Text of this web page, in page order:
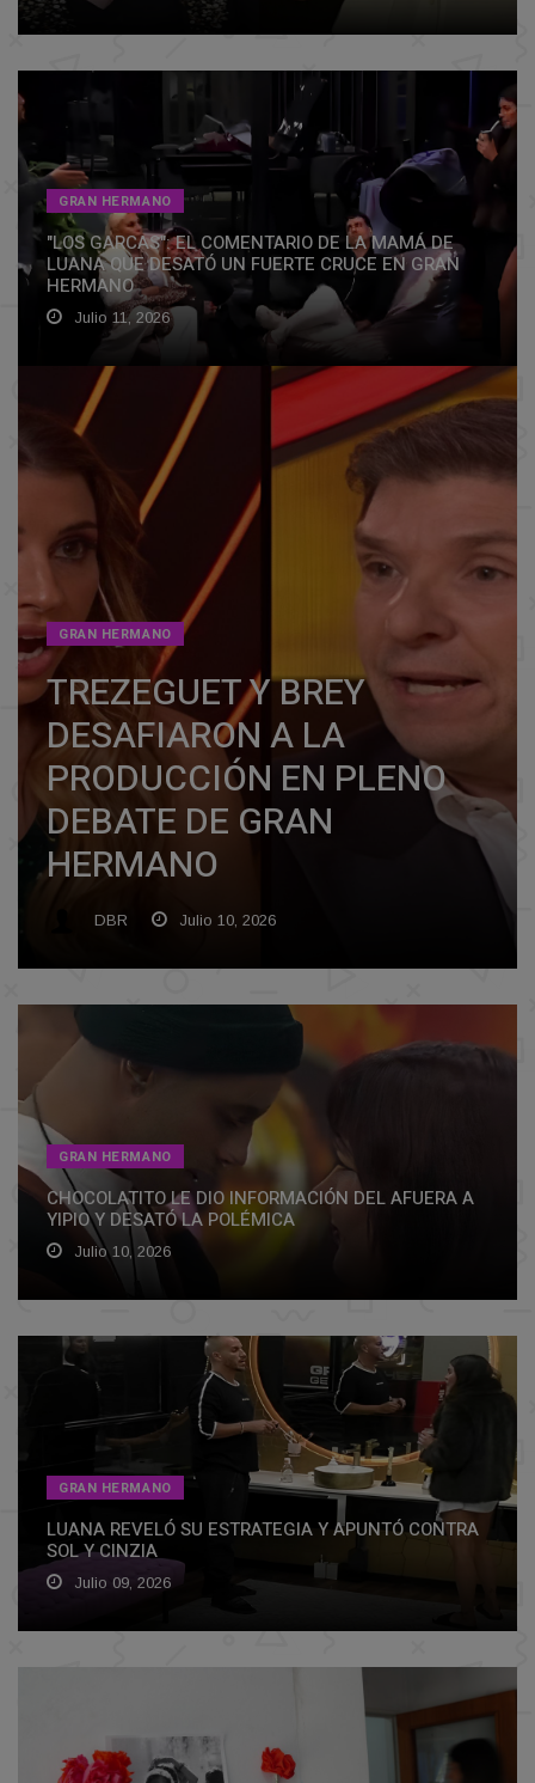
GRAN HERMANO
"LOS GARCAS": EL COMENTARIO DE LA MAMÁ DE
LUANA QUE DESATÓ UN FUERTE CRUCE EN GRAN
HERMANO
Julio 11, 2026
GRAN HERMANO
TREZEGUET Y BREY
DESAFIARON A LA
PRODUCCIÓN EN PLENO
DEBATE DE GRAN
HERMANO
DBR Julio 10, 2026
GRAN HERMANO
CHOCOLATITO LE DIO INFORMACIÓN DEL AFUERA A
YIPIO Y DESATÓ LA POLÉMICA
Julio 10, 2026
GRAN HERMANO
LUANA REVELÓ SU ESTRATEGIA Y APUNTÓ CONTRA
SOL Y CINZIA
Julio 09, 2026